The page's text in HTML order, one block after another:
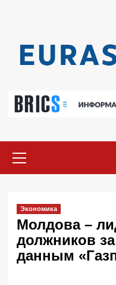
меню
Экономика
Молдова –
должников
данным